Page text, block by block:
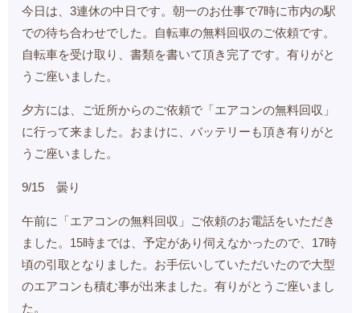
今日は、3連休の中日です。朝一のお仕事で7時に市内の駅
での待ち合わせでした。自転車の無料回収のご依頼です。
自転車を受け取り、書類を書いて頂き完了です。有りがと
うご座いました。
夕方には、ご近所からのご依頼で「エアコンの無料回収」
に行って来ました。おまけに、バッテリーも頂き有りがと
うご座いました。
9/15 曇り
午前に「エアコンの無料回収」ご依頼のお電話をいただき
ました。15時までは、予定があり伺えなかったので、17時
頃の引取となりました。お手伝いしていただいたので大型
のエアコンも積む事が出来ました。有りがとうご座いまし
た。